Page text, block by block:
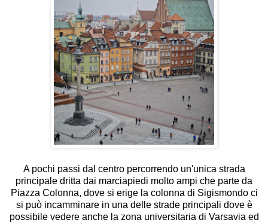
A pochi passi dal centro percorrendo un'unica strada
principale dritta dai marciapiedi molto ampi che parte da
Piazza Colonna, dove si erige la colonna di Sigismondo ci
si può incamminare in una delle strade principali dove è
possibile vedere anche la zona universitaria di Varsavia ed